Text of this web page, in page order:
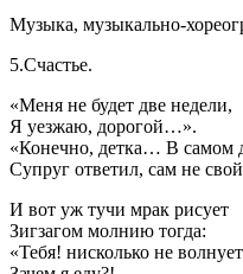
Музыка, музыкально-
5.Счастье.
«Меня не будет две недели,
Я уезжаю, дорогой…».
«Конечно, детка… В самом
Супруг ответил, сам не
И вот уж тучи мрак рисует
Зигзагом молнию тогда:
«Тебя! нисколько не